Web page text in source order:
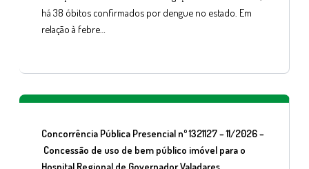
há 38 óbitos confirmados por dengue no estado. Em
relação à febre…
Concorrência Pública Presencial nº 1321127 – 11/2026 –
Concessão de uso de bem público imóvel para o
Hospital Regional de Governador Valadares